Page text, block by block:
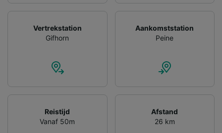
Vertrekstation
Gifhorn
Aankomststation
Peine
Reistijd
Vanaf 50m
Afstand
26 km